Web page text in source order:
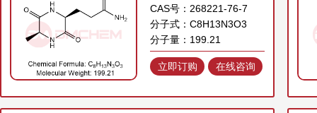
CAS号：268221-76-7
分子式：C8H13N3O3
分子量：199.21
立即订购 在线咨询